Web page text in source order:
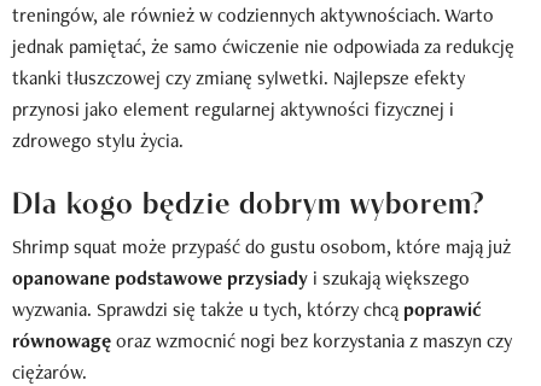
treningów, ale również w codziennych aktywnościach. Warto
jednak pamiętać, że samo ćwiczenie nie odpowiada za redukcję
tkanki tłuszczowej czy zmianę sylwetki. Najlepsze efekty
przynosi jako element regularnej aktywności fizycznej i
zdrowego stylu życia.
Dla kogo będzie dobrym wyborem?
Shrimp squat może przypaść do gustu osobom, które mają już
opanowane podstawowe przysiady i szukają większego
wyzwania. Sprawdzi się także u tych, którzy chcą poprawić
równowagęoraz wzmocnić nogi bez korzystania z maszyn czy
ciężarów.